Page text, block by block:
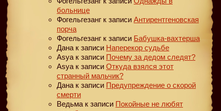
больнице
Фогельгезанг к записи Антирентгеновская
порча
Фогельгезанг к записи Бабушка-вахтерша
Дана к записи Наперекор судьбе
Asya к записи Почему за дедом следят?
Asya к записи Откуда взялся этот
странный мальчик?
Дана к записи Предупреждение о скорой
смерти
Ведьма к записи Покойные не любят